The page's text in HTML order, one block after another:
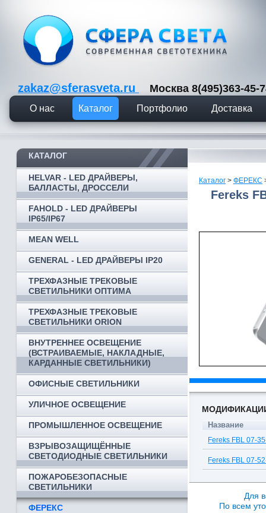
zakaz@sferasveta.ru Москва 8(495)363-
О нас Каталог Портфолио Доставка
КАТАЛОГ
HELVAR - LED ДРАЙВЕРЫ,
БАЛЛАСТЫ, ДРОССЕЛИ
FAHOLD - LED ДРАЙВЕРЫ
IP65/IP67
MEAN WELL
GENERAL - LED ДРАЙВЕРЫ IP20
ТРЕХФАЗНЫЕ ТРЕКОВЫЕ
СВЕТИЛЬНИКИ ОПТИМА
ТРЕХФАЗНЫЕ ТРЕКОВЫЕ
СВЕТИЛЬНИКИ ORION
ВНУТРЕННЕЕ ОСВЕЩЕНИЕ
(ВСТРАИВАЕМЫЕ, НАКЛАДНЫЕ,
КАРДАННЫЕ СВЕТИЛЬНИКИ)
ОФИСНЫЕ СВЕТИЛЬНИКИ
УЛИЧНОЕ ОСВЕЩЕНИЕ
ПРОМЫШЛЕННОЕ ОСВЕЩЕНИЕ
ВЗРЫВОЗАЩИЩЁННЫЕ
СВЕТОДИОДНЫЕ СВЕТИЛЬНИКИ
ПОЖАРОБЕЗОПАСНЫЕ
СВЕТИЛЬНИКИ
ФЕРЕКС
Каталог > ФЕРЕКС
Fereks
Название
Fereks FBL 07-
Fereks FBL 07-
Для
По всем